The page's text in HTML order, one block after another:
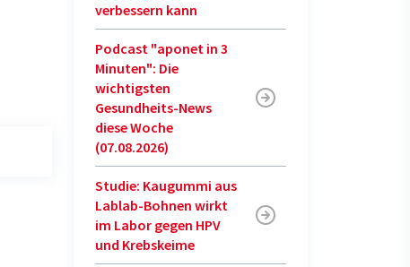
verbessern kann
Podcast "aponet in 3
Minuten": Die
wichtigsten
Gesundheits-News
diese Woche
(07.08.2026)
Studie: Kaugummi aus
Lablab-Bohnen wirkt
im Labor gegen HPV
und Krebskeime